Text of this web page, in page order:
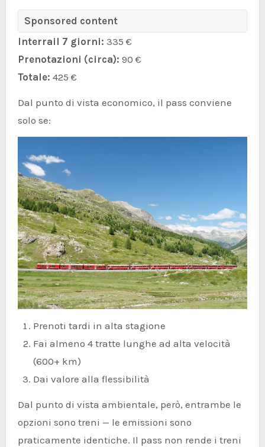
Sponsored content
Interrail 7 giorni: 335 €
Prenotazioni (circa): 90 €
Totale: 425 €
Dal punto di vista economico, il pass conviene
solo se:
Prenoti tardi in alta stagione
Fai almeno 4 tratte lunghe ad alta velocità
(600+ km)
Dai valore alla flessibilità
Dal punto di vista ambientale, però, entrambe le
opzioni sono treni — le emissioni sono
praticamente identiche. Il pass non rende i treni